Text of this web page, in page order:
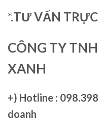
*.TƯ VẤN
CÔNG TY
XANH
+) Hotline :
doanh